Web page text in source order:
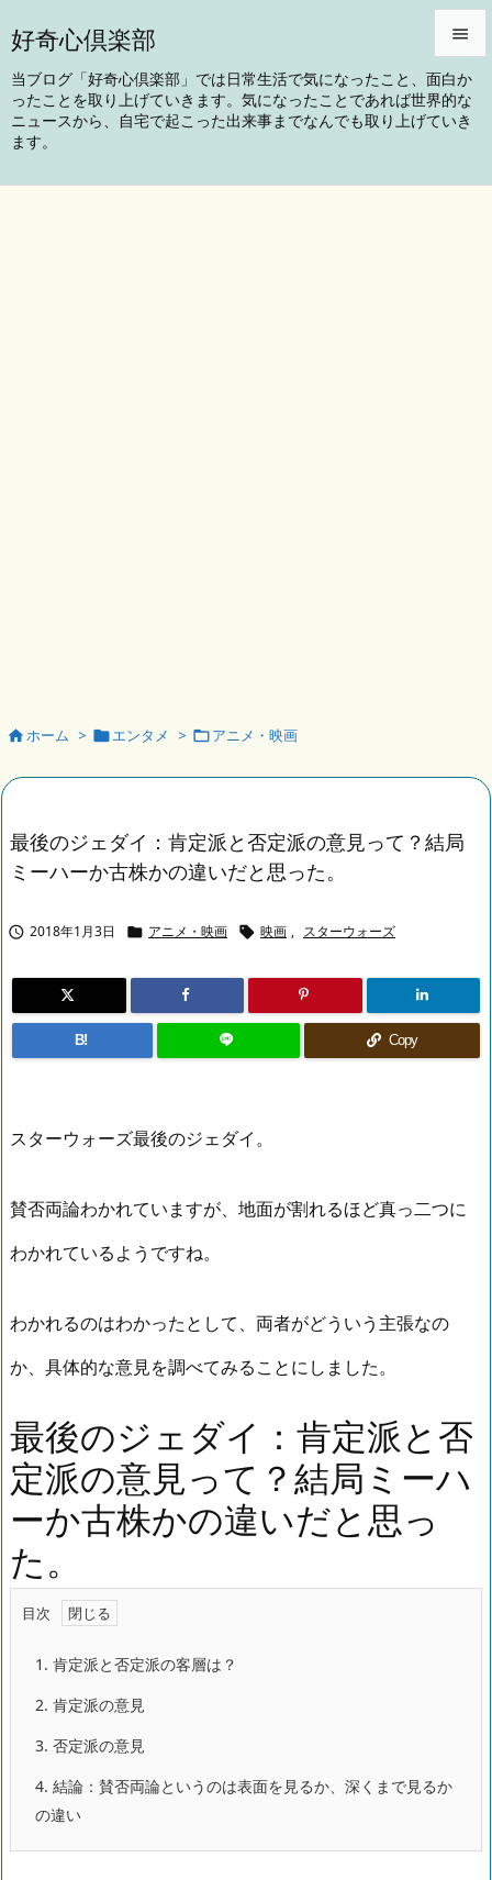
好奇心倶楽部
当ブログ「好奇心倶楽部」では日常生活で気になったこと、面白か
ったことを取り上げていきます。気になったことであれば世界的な
ニュースから、自宅で起こった出来事までなんでも取り上げていき
ます。


メニュ


ホーム > エンタメ > アニメ・映画
最後のジェダイ：肯定派と否定派の意見って？結局
ミーハーか古株かの違いだと思った。
 2018年1月3日  アニメ・映画  映画 , スターウォーズ
B! Copy
スターウォーズ最後のジェダイ。
賛否両論わかれていますが、地面が割れるほど真っ二つに
わかれているようですね。
わかれるのはわかったとして、両者がどういう主張なの
か、具体的な意見を調べてみることにしました。
最後のジェダイ：肯定派と否
定派の意見って？結局ミーハ
ーか古株かの違いだと思っ
た。
目次
1. 肯定派と否定派の客層は？
2. 肯定派の意見
3. 否定派の意見
4. 結論：賛否両論というのは表面を見るか、深くまで見るか
の違い